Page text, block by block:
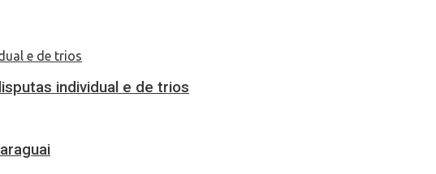
individual e de trios